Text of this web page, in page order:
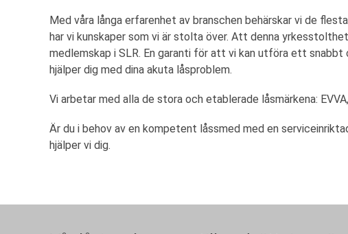
Med våra långa erfarenhet av branschen behärskar vi de
har vi kunskaper som vi är stolta över. Att denna
medlemskap i SLR. En garanti för att vi kan utföra ett
hjälper dig med dina akuta låsproblem.
Vi arbetar med alla de stora och etablerade låsmärkena:
Är du i behov av en kompetent låssmed med en
hjälper vi dig.